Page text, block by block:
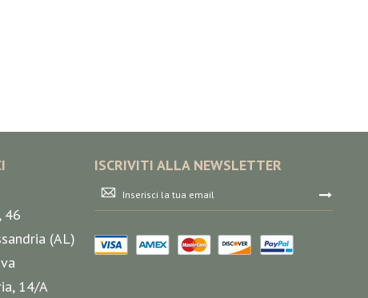
46
(AL)
14/A
ISCRIVITI ALLA NEWSLETTER
Iscriviti
alla
nostra